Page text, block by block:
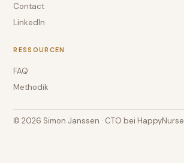
Contact
LinkedIn
RESSOURCEN
FAQ
Methodik
© 2026 Simon Janssen · CTO bei HappyNurse